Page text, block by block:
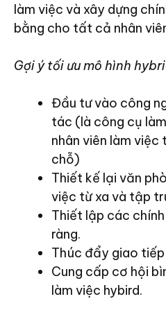
làm việc và xây dựng
bằng cho tất cả nhân
Gợi ý tối ưu mô hình
Đầu tư vào công
tác (là công cụ
nhân viên làm
chỗ)
Thiết kế lại văn
việc từ xa và tập
Thiết lập các
ràng.
Thúc đẩy giao
Cung cấp cơ hội
làm việc hybird.